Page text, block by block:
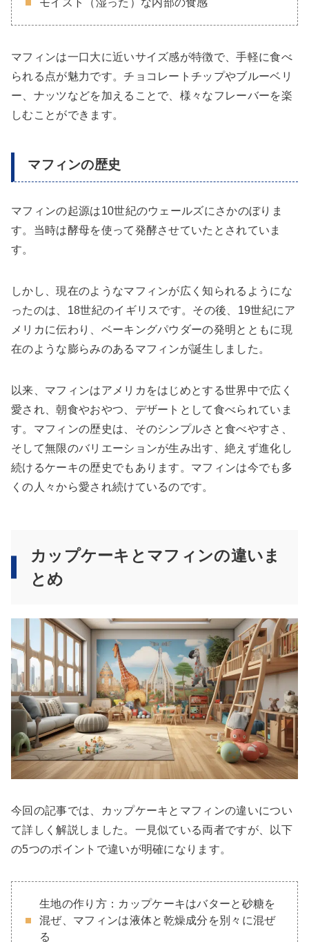
マフィンは一口大に近いサイズ感が特徴で、手軽に食べ
られる点が魅力です。チョコレートチップやブルーベリ
ー、ナッツなどを加えることで、様々なフレーバーを楽
しむことができます。
マフィンの歴史
マフィンの起源は10世紀のウェールズにさかのぼりま
す。当時は酵母を使って発酵させていたとされていま
す。
しかし、現在のようなマフィンが広く知られるようにな
ったのは、18世紀のイギリスです。その後、19世紀にア
メリカに伝わり、ベーキングパウダーの発明とともに現
在のような膨らみのあるマフィンが誕生しました。
以来、マフィンはアメリカをはじめとする世界中で広く
愛され、朝食やおやつ、デザートとして食べられていま
す。マフィンの歴史は、そのシンプルさと食べやすさ、
そして無限のバリエーションが生み出す、絶えず進化し
続けるケーキの歴史でもあります。マフィンは今でも多
くの人々から愛され続けているのです。
カップケーキとマフィンの違いま
とめ
今回の記事では、カップケーキとマフィンの違いについ
て詳しく解説しました。一見似ている両者ですが、以下
の5つのポイントで違いが明確になります。
生地の作り方：カップケーキはバターと砂糖を
混ぜ、マフィンは液体と乾燥成分を別々に混ぜ
る